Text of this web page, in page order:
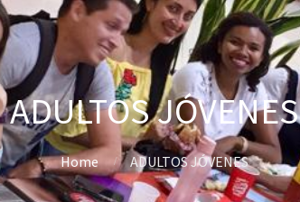
ADULTOS JÓVENES
Home ADULTOS JÓVENES